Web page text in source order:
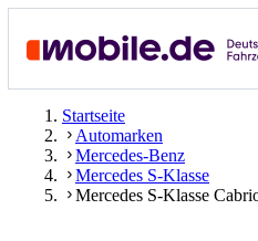
Startseite
Automarken
Mercedes-Benz
Mercedes S-Klasse
Mercedes S-Klasse